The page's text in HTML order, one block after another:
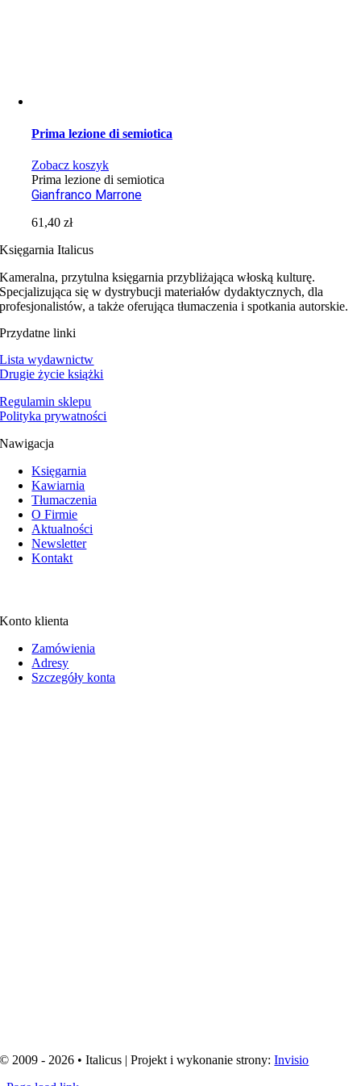
Prima lezione di semiotica
Zobacz koszyk
Prima lezione di semiotica
Gianfranco Marrone
61,40zł
Księgarnia Italicus
Kameralna, przytulna księgarnia przybliżająca włoską kulturę.
Specjalizująca się w dystrybucji materiałów dydaktycznych, dla
profesjonalistów, a także oferująca tłumaczenia i spotkania autorskie.
Przydatne linki
Lista wydawnictw
Drugie życie książki
Regulamin sklepu
Polityka prywatności
Nawigacja
Księgarnia
Kawiarnia
Tłumaczenia
O Firmie
Aktualności
Newsletter
Kontakt
Konto klienta
Zamówienia
Adresy
Szczegóły konta
© 2009 - 2026 • Italicus | Projekt i wykonanie strony:Invisio